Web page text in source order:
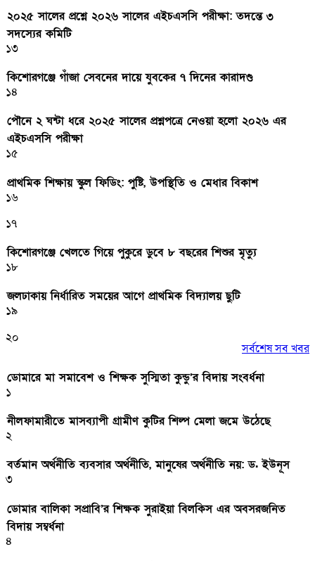
২০২৫ সালের প্রশ্নে ২০২৬ সালের এইচএসসি পরীক্ষা: তদন্তে ৩
সদস্যের কমিটি
১৩
কিশোরগঞ্জে গাঁজা সেবনের দায়ে যুবকের ৭ দিনের কারাদণ্ড
১৪
পৌনে ২ ঘন্টা ধরে ২০২৫ সালের প্রশ্নপত্রে নেওয়া হলো ২০২৬ এর
এইচএসসি পরীক্ষা
১৫
প্রাথমিক শিক্ষায় স্কুল ফিডিং: পুষ্টি, উপস্থিতি ও মেধার বিকাশ
১৬
১৭
কিশোরগঞ্জে খেলতে গিয়ে পুকুরে ডুবে ৮ বছরের শিশুর মৃত্যু
১৮
জলঢাকায় নির্ধারিত সময়ের আগে প্রাথমিক বিদ্যালয় ছুটি
১৯
২০
সর্বশেষ সব খবর
ডোমারে মা সমাবেশ ও শিক্ষক সুস্মিতা কুন্ডু’র বিদায় সংবর্ধনা
১
নীলফামারীতে মাসব্যাপী গ্রামীণ কুটির শিল্প মেলা জমে উঠেছে
২
বর্তমান অর্থনীতি ব্যবসার অর্থনীতি, মানুষের অর্থনীতি নয়: ড. ইউনূস
৩
ডোমার বালিকা সপ্রাবি’র শিক্ষক সুরাইয়া বিলকিস এর অবসরজনিত
বিদায় সম্বর্ধনা
৪